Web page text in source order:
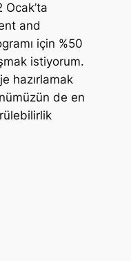
and
için %50
istiyorum.
hazırlamak
de en